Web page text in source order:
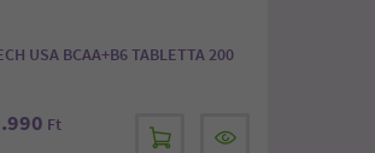
USA BCAA+B6 TABLETTA 200
Ft